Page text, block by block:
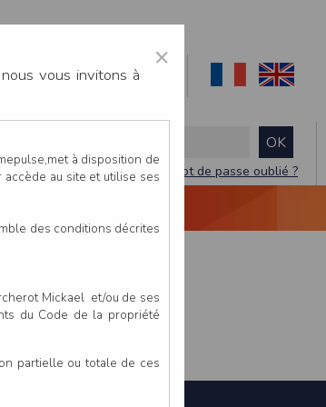
Mot de passe oublié ?
×
vous invitons à
à disposition de
au site et utilise ses
des conditions décrites
Mickael et/ou de ses
du Code de la propriété
partielle ou totale de ces